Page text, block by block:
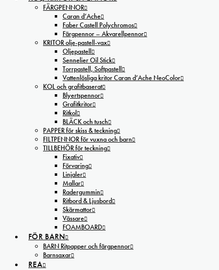
FÄRGPENNOR
Caran d’Ache
Faber Castell Polychromos
Färgpennor – Akvarellpennor
KRITOR olje-pastell-vax
Oljepastell
Sennelier Oil Stick
Torrpastell, Softpastell
Vattenlösliga kritor Caran d’Ache NeoColor
KOL och grafitbaserat
Blyertspennor
Grafitkritor
Ritkol
BLÄCK och tusch
PAPPER för skiss & teckning
FILTPENNOR för vuxna och barn
TILLBEHÖR för teckning
Fixativ
Förvaring
Linjaler
Mallar
Radergummin
Ritbord & Ljusbord
Skärmattor
Vässare
FOAMBOARD
FÖR BARN
BARN Ritpapper och färgpennor
Barnsaxar
REA